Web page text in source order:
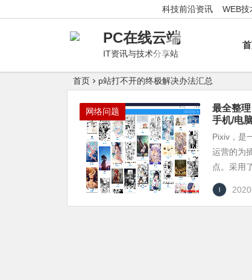
科技前沿资讯 WEB技
PC在线云端
IT资讯与技术分享站
首页 p站打不开的终极解决办法汇总
网络问题
最全整
手机/电
Pixiv，是
运营的为
点。采用